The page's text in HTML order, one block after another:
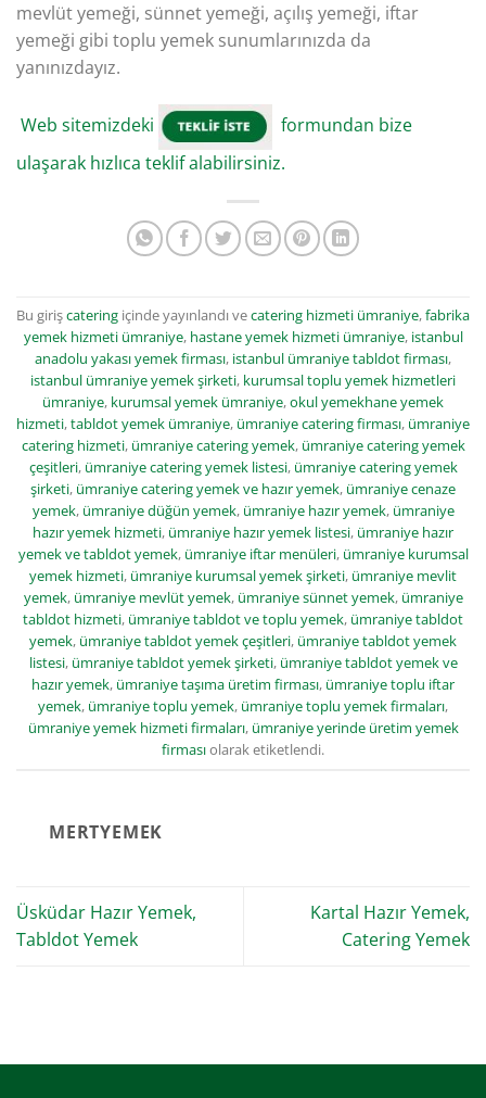
mevlüt yemeği, sünnet yemeği, açılış yemeği, iftar
yemeği gibi toplu yemek sunumlarınızda da
yanınızdayız.
Web sitemizdeki
formundan bize
ulaşarak hızlıca teklif alabilirsiniz.
Bu girişcatering içinde yayınlandı vecatering hizmeti ümraniye,fabrika
yemek hizmeti ümraniye, hastane yemek hizmeti ümraniye, istanbul
anadolu yakası yemek firması, istanbul ümraniye tabldot firması,
istanbul ümraniye yemek şirketi, kurumsal toplu yemek hizmetleri
ümraniye, kurumsal yemek ümraniye,okul yemekhane yemek
hizmeti,tabldot yemek ümraniye, ümraniye catering firması, ümraniye
catering hizmeti, ümraniye catering yemek, ümraniye catering yemek
çeşitleri, ümraniye catering yemek listesi, ümraniye catering yemek
şirketi, ümraniye catering yemek ve hazır yemek, ümraniye cenaze
yemek, ümraniye düğün yemek, ümraniye hazır yemek, ümraniye
hazır yemek hizmeti, ümraniye hazır yemek listesi, ümraniye hazır
yemek ve tabldot yemek, ümraniye iftar menüleri, ümraniye kurumsal
yemek hizmeti, ümraniye kurumsal yemek şirketi, ümraniye mevlit
yemek, ümraniye mevlüt yemek, ümraniye sünnet yemek, ümraniye
tabldot hizmeti, ümraniye tabldot ve toplu yemek, ümraniye tabldot
yemek, ümraniye tabldot yemek çeşitleri, ümraniye tabldot yemek
listesi, ümraniye tabldot yemek şirketi, ümraniye tabldot yemek ve
hazır yemek, ümraniye taşıma üretim firması, ümraniye toplu iftar
yemek, ümraniye toplu yemek, ümraniye toplu yemek firmaları,
ümraniye yemek hizmeti firmaları, ümraniye yerinde üretim yemek
firmasıolarak etiketlendi.
MERTYEMEK
Üsküdar Hazır Yemek,
Tabldot Yemek
Kartal Hazır Yemek,
Catering Yemek